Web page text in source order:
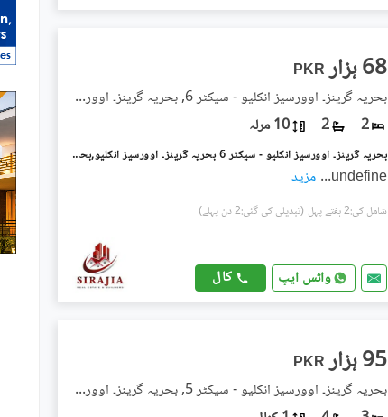
PKR 68 ہزار
بحریہ گرینز۔ اوورسیز انکلیو - سیکٹر 6, بحریہ گرینز۔ اوورسیز انکلیو
2
2 10 مرلہ
بحریہ گرینز۔ اوورسیز انکلیو - سیکٹر 6 بحریہ گرینز۔ اوورسیز انکلیو,بحریہ ٹاؤن فیز 8,بحریہ ٹاؤن راولپنڈی,راولپنڈی میں 2 کمروں کا 10 مرلہ زیریں پورشن 68.0 ہزار میں کرایہ پر دستیاب ہے۔
undefine
... مزید
شامل کی:2 ہفتے پہل (تبدیلی کی گئی:2 دن پہلے)
واٹس ایپ کال
PKR 95 ہزار
بحریہ گرینز۔ اوورسیز انکلیو - سیکٹر 5, بحریہ گرینز۔ اوورسیز انکلیو